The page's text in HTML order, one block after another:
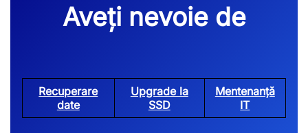
Aveți nevoie de
Recuperare
date
Upgrade la
SSD
Mentenanță
IT